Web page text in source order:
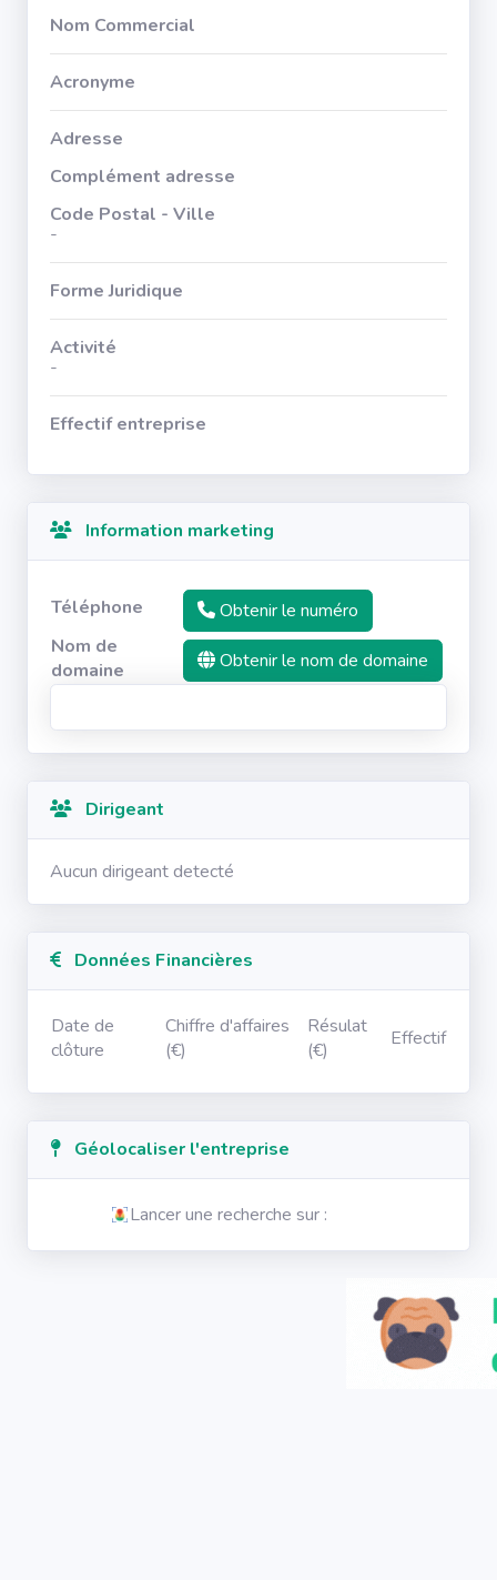
Nom Commercial
Acronyme
Adresse
Complément adresse
Code Postal - Ville
-
Forme Juridique
Activité
-
Effectif entreprise
Information marketing
Téléphone
Obtenir le numéro
Nom de
domaine
Obtenir le nom de domaine
Dirigeant
Aucun dirigeant detecté
Données Financières
Date de
clôture
Chiffre d'affaires
(€)
Résulat
(€)
Effectif
Géolocaliser l'entreprise
Lancer une recherche sur :